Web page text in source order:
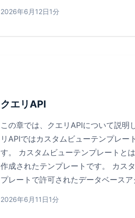
2026年6月12日1分
クエリAPI
この章では、クエリAPIについて説明
リAPIではカスタムビューテンプレー
す。 カスタムビューテンプレートと
作成されたテンプレートです。 カス
プレートで許可されたデータベース
2026年6月11日1分